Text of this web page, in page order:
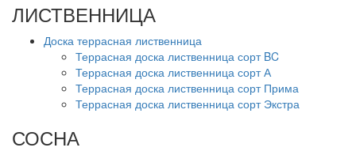
ЛИСТВЕННИЦА
Доска террасная лиственница
Террасная доска лиственница сорт BC
Террасная доска лиственница сорт А
Террасная доска лиственница сорт Прима
Террасная доска лиственница сорт Экстра
СОСНА